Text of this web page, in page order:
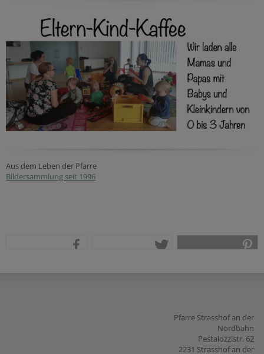
Aus dem Leben der Pfarre
Bildersammlung seit 1996
Pfarre Strasshof an der
Nordbahn
Pestalozzistr. 62
2231 Strasshof an der